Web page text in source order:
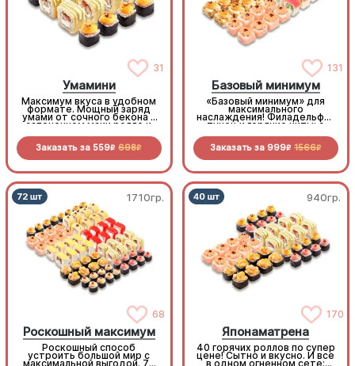
31
Умамини
Максимум вкуса в удобном
формате. Мощный заряд
умами от сочного бекона в
запеченном маки ролле и
золотистой темпуре
Заказать за 559R 698R
131
Базовый минимум
«Базовый минимум» для
максимального
наслаждения! Филадельфия
тунец и горячие хиты: с
окунем и крабом. Богатая
палитра вкусов не оставит
Заказать за 999R 1566R
1710гр.
68
Роскошный максимум
Роскошный способ
устроить большой мир с
максимальной выгодой. 72
940гр.
170
Японаматрена
40 горячих роллов по супер
цене! Сытно и вкусно. И все
в одном огненном сете: